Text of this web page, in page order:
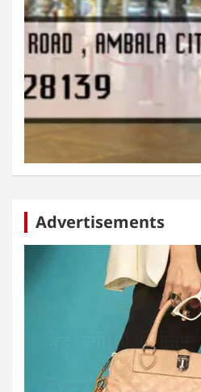
Advertisements